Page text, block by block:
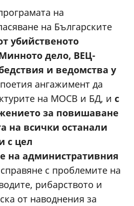
на
на Българските
убийственото
дело, ВЕЦ-
и ведомства у
ангажимент да
на МОСВ и БД, и с
за повишаване
на всички останали
с цел
на административния
с проблемите на
рибарството и
от наводнения за